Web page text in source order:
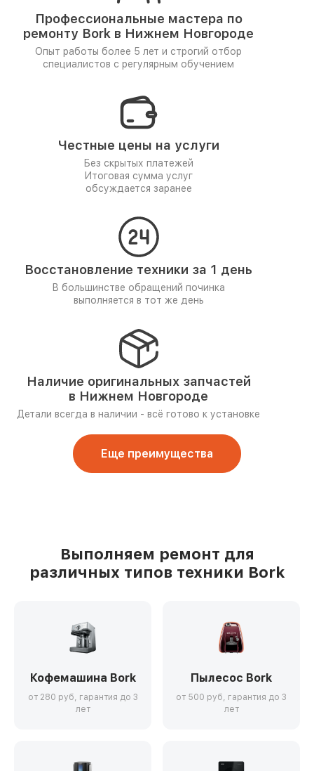
Профессиональные мастера по
ремонту Bork в Нижнем Новгороде
Опыт работы более 5 лет и строгий отбор
специалистов с регулярным обучением
Честные цены на услуги
Без скрытых платежей
Итоговая сумма услуг
обсуждается заранее
Восстановление техники за 1 день
В большинстве обращений починка
выполняется в тот же день
Наличие оригинальных запчастей
в Нижнем Новгороде
Детали всегда в наличии - всё готово к установке
Еще преимущества
Выполняем ремонт для
различных типов техники Bork
Кофемашина Bork
от 280 руб, гарантия до 3
лет
Пылесос Bork
от 500 руб, гарантия до 3
лет